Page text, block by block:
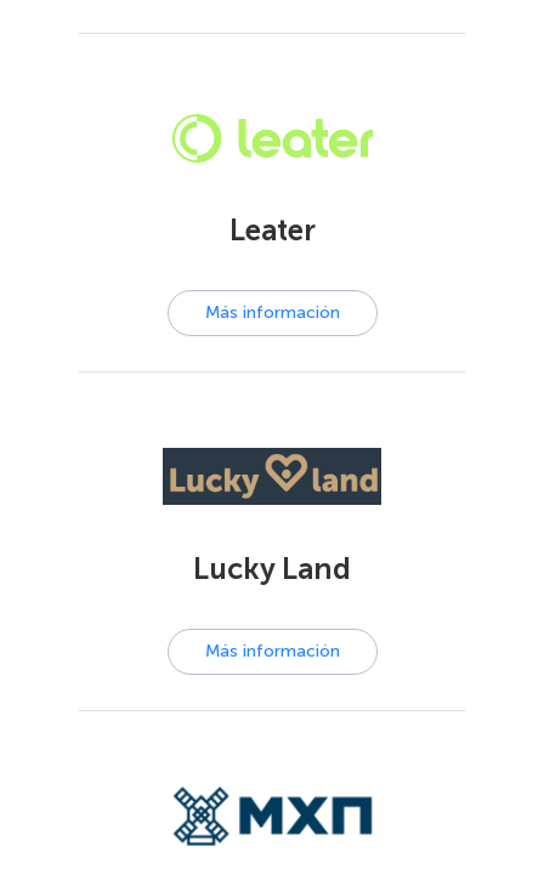
Leater
Más información
Lucky Land
Más información